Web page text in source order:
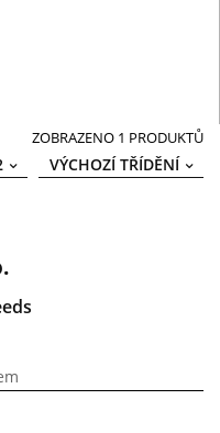
ZOBRAZENO 1 PRODUKTŮ
VÝCHOZÍ TŘÍDĚNÍ